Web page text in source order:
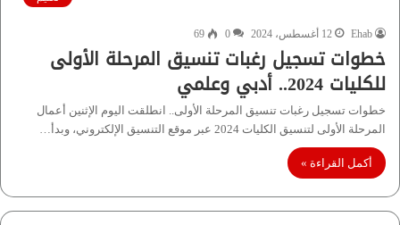
Ehab 12 أغسطس، 2024 0
69
خطوات تسجيل رغبات تنسيق المرحلة الأولى
للكليات 2024.. أدبي وعلمي
خطوات تسجيل رغبات تنسيق المرحلة الأولى.. انطلقت اليوم الإثنين أعمال
المرحلة الأولى لتنسيق الكليات 2024 عبر موقع التنسيق الإلكتروني، وبدأ…
أكمل القراءة »